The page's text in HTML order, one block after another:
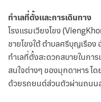
ทำเลที่ตั้งและการเดินทาง
โรงแรมเวียงโขง
ชายโขงใต้ ตำบลศรีบุญเรือง
ทำเลที่ตั้งสะดวกสบายในกา
สนใจต่างๆ ของมุกดาหาร โ
ด้วยรถยนต์ส่วนตัวผ่านถนน